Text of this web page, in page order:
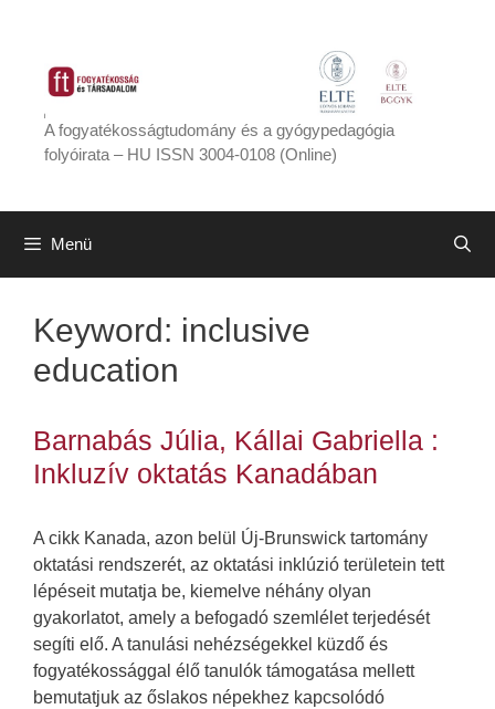
tartalomba
A fogyatékosságtudomány és a gyógypedagógia
folyóirata – HU ISSN 3004-0108 (Online)
Menü
Keyword: inclusive
education
Barnabás Júlia, Kállai Gabriella :
Inkluzív oktatás Kanadában
A cikk Kanada, azon belül Új-Brunswick tartomány
oktatási rendszerét, az oktatási inklúzió területein tett
lépéseit mutatja be, kiemelve néhány olyan
gyakorlatot, amely a befogadó szemlélet terjedését
segíti elő. A tanulási nehézségekkel küzdő és
fogyatékossággal élő tanulók támogatása mellett
bemutatjuk az őslakos népekhez kapcsolódó